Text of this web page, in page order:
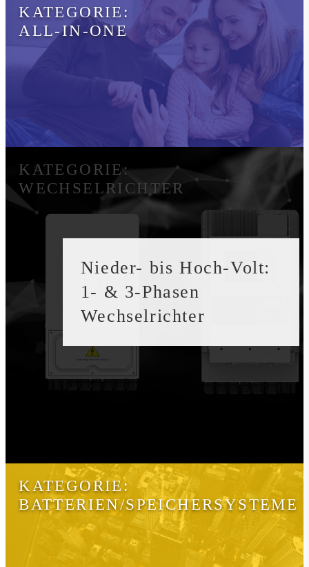
KATEGORIE:
ALL-IN-ONE
KATEGORIE:
WECHSELRICHTER
Nieder- bis Hoch-Volt:
1- & 3-Phasen
Wechselrichter
KATEGORIE:
BATTERIEN/SPEICHERSYSTEME